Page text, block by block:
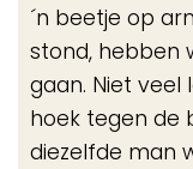
´n beetje op
stond, hebben
gaan. Niet
hoek tegen de
diezelfde man